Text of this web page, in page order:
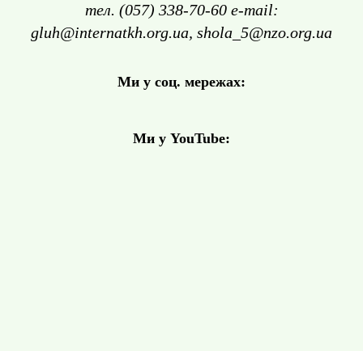
тел. (057) 338-70-60 e-mail:
gluh@internatkh.org.ua, shola_5@nzo.org.ua
Ми у соц. мережах:
Ми у YouTube: